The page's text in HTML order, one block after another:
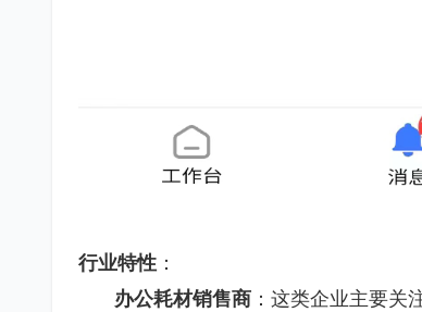
行业特性 ：
办公耗材销售商：这类企业主要关